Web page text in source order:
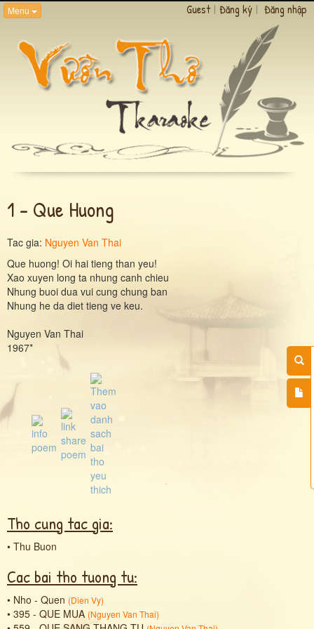
Menu Guest | Đăng ký | Đăng nhập
1 - Que Huong
Tac gia: Nguyen Van Thai
Que huong! Oi hai tieng than yeu!
Xao xuyen long ta nhung canh chieu
Nhung buoi dua vui cung chung ban
Nhung he da diet tieng ve keu.
Nguyen Van Thai
1967*
Tho cung tac gia:
• Thu Buon
Cac bai tho tuong tu:
• Nho - Quen (Dien Vy)
• 395 - QUE MUA (Nguyen Van Thai)